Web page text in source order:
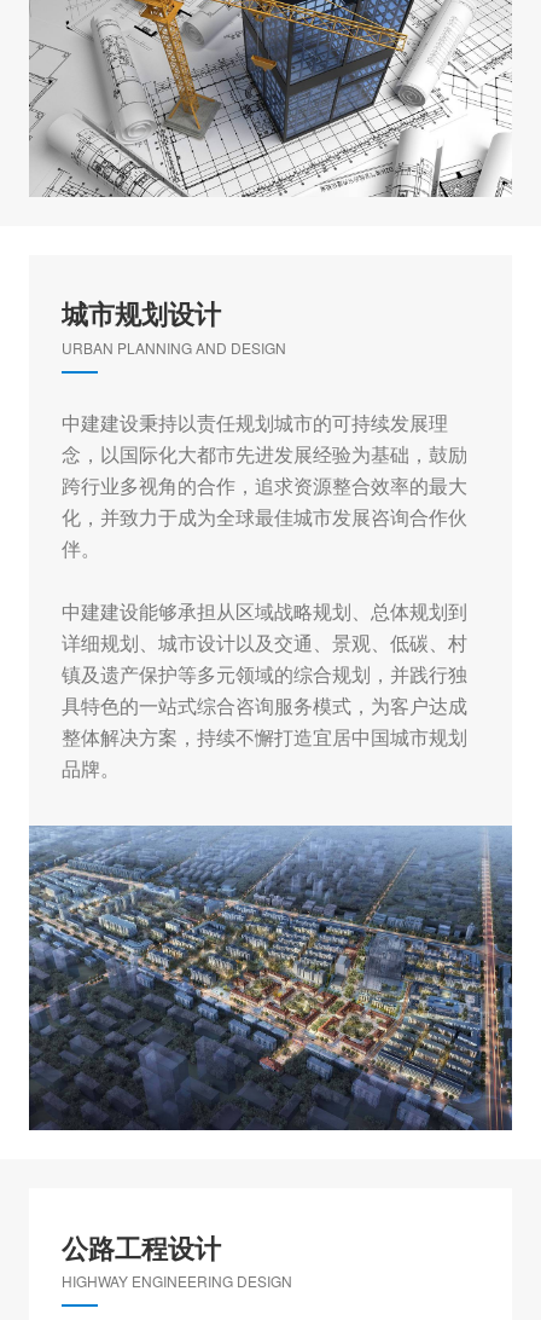
城市规划设计
URBAN PLANNING AND DESIGN
中建建设秉持以责任规划城市的可持续发展理
念，以国际化大都市先进发展经验为基础，鼓励
跨行业多视角的合作，追求资源整合效率的最大
化，并致力于成为全球最佳城市发展咨询合作伙
伴。
中建建设能够承担从区域战略规划、总体规划到
详细规划、城市设计以及交通、景观、低碳、村
镇及遗产保护等多元领域的综合规划，并践行独
具特色的一站式综合咨询服务模式，为客户达成
整体解决方案，持续不懈打造宜居中国城市规划
品牌。
公路工程设计
HIGHWAY ENGINEERING DESIGN